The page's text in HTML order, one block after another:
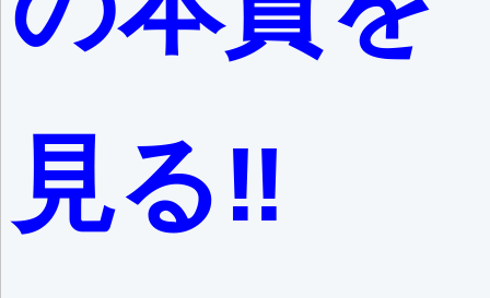
見る‼️